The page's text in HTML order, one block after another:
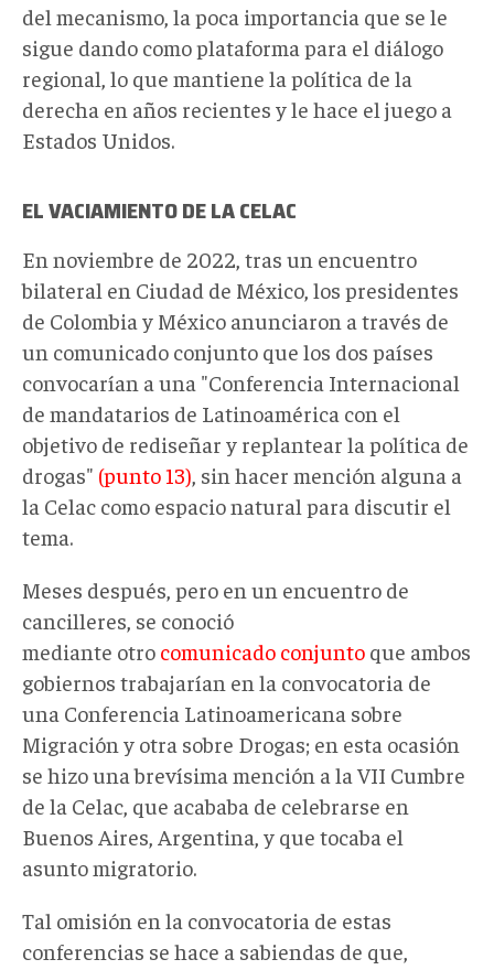
del mecanismo, la poca importancia que se le
sigue dando como plataforma para el diálogo
regional, lo que mantiene la política de la
derecha en años recientes y le hace el juego a
Estados Unidos.
EL VACIAMIENTO DE LA CELAC
En noviembre de 2022, tras un encuentro
bilateral en Ciudad de México, los presidentes
de Colombia y México anunciaron a través de
un comunicado conjunto que los dos países
convocarían a una "Conferencia Internacional
de mandatarios de Latinoamérica con el
objetivo de rediseñar y replantear la política de
drogas" (punto 13) , sin hacer mención alguna a
la Celac como espacio natural para discutir el
tema.
Meses después, pero en un encuentro de
cancilleres, se conoció
mediante otro comunicado conjunto que ambos
gobiernos trabajarían en la convocatoria de
una Conferencia Latinoamericana sobre
Migración y otra sobre Drogas; en esta ocasión
se hizo una brevísima mención a la VII Cumbre
de la Celac, que acababa de celebrarse en
Buenos Aires, Argentina, y que tocaba el
asunto migratorio.
Tal omisión en la convocatoria de estas
conferencias se hace a sabiendas de que,